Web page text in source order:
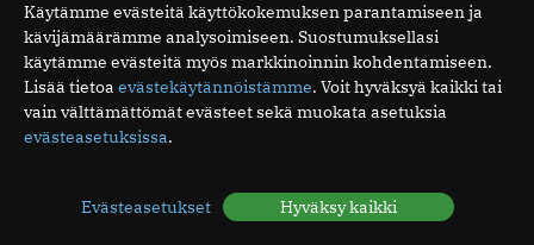
11.06.2026 12:21
Tasavallan presidentti on myöntänyt arkkiatrin
arvonimen Päivi Hietaselle
22.05.2026 11:49
Käytämme evästeitä käyttökokemuksen parantamiseen ja
kävijämäärämme analysoimiseen. Suostumuksellasi
käytämme evästeitä myös markkinoinnin kohdentamiseen.
Lisää tietoa evästekäytännöistämme. Voit hyväksyä kaikki tai
vain välttämättömät evästeet sekä muokata asetuksia
evästeasetuksissa.
Evästeasetukset Hyväksy kaikki